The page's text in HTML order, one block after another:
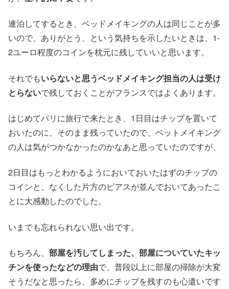
連泊してするとき、ベッドメイキングの人は同じことが多
いので、ありがとう、という気持ちを示したいときは、1-
2ユーロ程度のコインを枕元に残していいと思います。
それでもいらないと思うベッドメイキング担当の人は受け
とらないで残しておくことがフランスではよくあります。
はじめてパリに旅行で来たとき、1日目はチップを置いて
おいたのに、そのまま残っていたので、ベットメイキング
の人は気がつかなかったのかなあと思っていたのですが、
2日目はもっとわかるようにおいておいたはずのチップの
コインと、なくした片方のピアスが並んでおいてあったこ
とに大感動したのでした。
いまでも忘れられない思い出です。
もちろん、 部屋を汚してしまった、部屋についていたキッ
チンを使ったなどの理由で、普段以上に部屋の掃除が大変
そうだなと思ったら、多めにチップを残すのも心遣いです